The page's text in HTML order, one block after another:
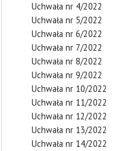
Uchwała nr 4/2022
Uchwała nr 5/2022
Uchwała nr 6/2022
Uchwała nr 7/2022
Uchwała nr 8/2022
Uchwała nr 9/2022
Uchwała nr 10/2022
Uchwała nr 11/2022
Uchwała nr 12/2022
Uchwała nr 13/2022
Uchwała nr 14/2022